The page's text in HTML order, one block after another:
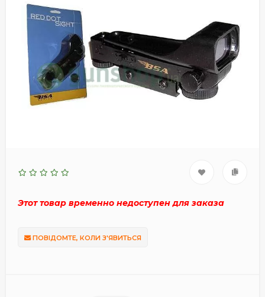
Этот товар временно недоступен для заказа
ПОВІДОМТЕ, КОЛИ З'ЯВИТЬСЯ